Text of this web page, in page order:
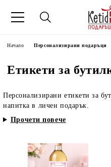
Начало Персонализирани подаръци
Етикети за
Персонализирани етикети за
напитка в личен подарък.
Прочети повече